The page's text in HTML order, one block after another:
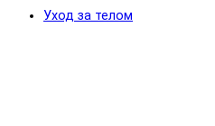
Уход за телом